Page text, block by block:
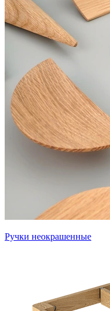
Ручки неокрашенные